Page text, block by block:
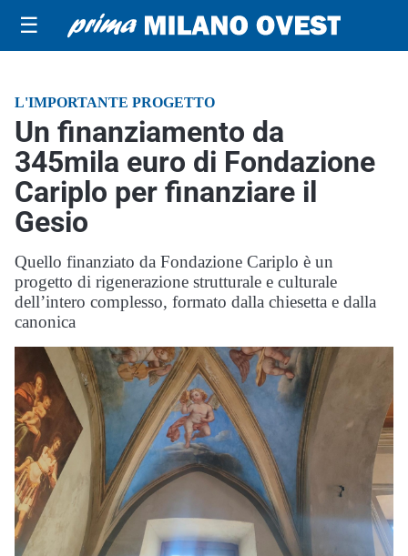
☰
L'IMPORTANTE PROGETTO
Un finanziamento da
345mila euro di Fondazione
Cariplo per finanziare il
Gesio
Quello finanziato da Fondazione Cariplo è un
progetto di rigenerazione strutturale e culturale
dell’intero complesso, formato dalla chiesetta e dalla
canonica